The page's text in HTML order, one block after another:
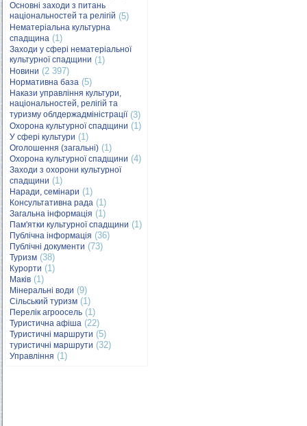
Основні заходи з питань
національностей та релігій (5)
Нематеріальна культурна
спадщина (1)
Заходи у сфері нематеріальної
культурної спадщини (1)
Новини (2 397)
Нормативна база (5)
Накази управління культури,
національностей, релігій та
туризму облдержадміністрації(3)
Охорона культурної спадщини (1)
У сфері культури (1)
Оголошення (загальні) (1)
Охорона культурної спадщини (4)
Заходи з охорони культурної
спадщини (1)
Наради, семінари (1)
Консультативна рада (1)
Загальна інформація (1)
Пам'ятки культурної спадщини (1)
Публічна інформація (36)
Публічні документи (73)
Туризм (38)
Курорти (1)
Маків (1)
Мінеральні води (9)
Сільський туризм (1)
Перелік агроосель (1)
Туристична афіша (22)
Туристичні маршрути (5)
туристичні маршрути (32)
Управління (1)